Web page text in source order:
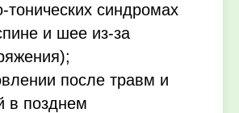
синдромах
и шее из-за
после травм и
в позднем